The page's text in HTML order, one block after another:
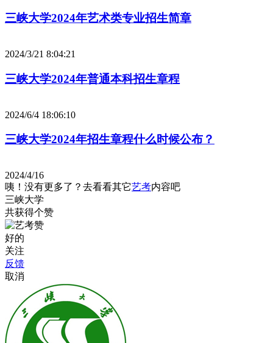
三峡大学2024年艺术类专业招生简章
2024/3/21 8:04:21
三峡大学2024年普通本科招生章程
2024/6/4 18:06:10
三峡大学2024年招生章程什么时候公布？
2024/4/16
咦！没有更多了？去看看其它艺考内容吧
三峡大学
共获得个赞
好的
关注
反馈
取消